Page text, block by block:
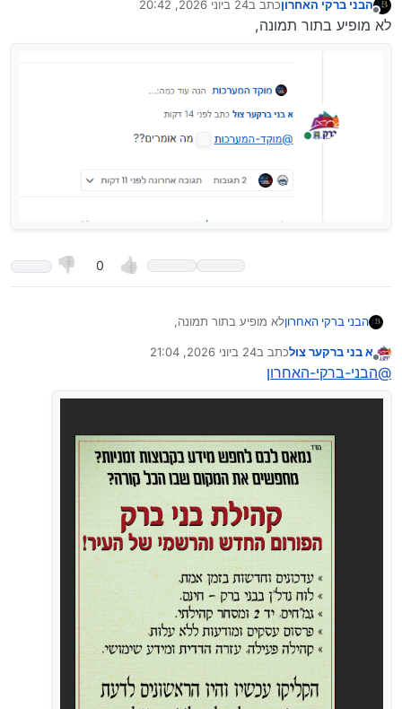
מנותק
הבני ברקי האחרוןכתב ב24 ביוני 2026, 20:42
נערך לאחרונה על ידי הבני ברקי האחרון
לא מופיע בתור תמונה,
0
הבני ברקי האחרוןלא מופיע בתור תמונה,
א בני ברקער צולכתב ב24 ביוני 2026, 21:04
נערך לאחרונה על ידי
@הבני-ברקי-האחרון